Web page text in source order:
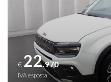
€ 22.970
IVA esposta